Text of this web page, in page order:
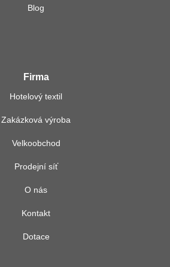
Blog
Firma
Hotelový textil
Zakázková výroba
Velkoobchod
Prodejní síť
O nás
Kontakt
Dotace